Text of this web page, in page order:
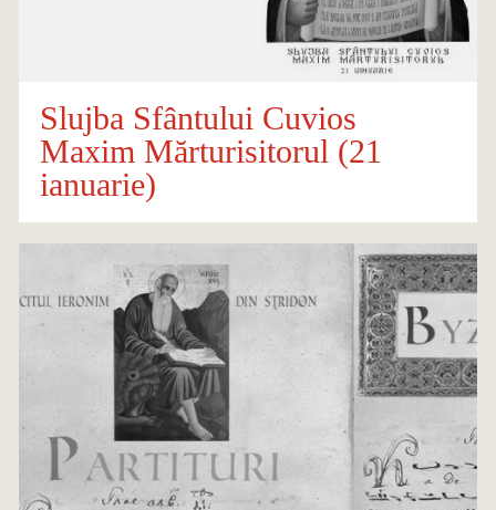
Slujba Sfântului Cuvios
Maxim Mărturisitorul (21
ianuarie)